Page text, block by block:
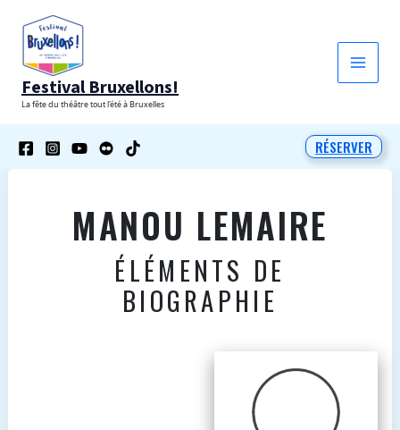
contenu
Festival Bruxellons!
La fête du théâtre tout l'été à Bruxelles
RÉSERVER
MANOU LEMAIRE
ÉLÉMENTS DE
BIOGRAPHIE